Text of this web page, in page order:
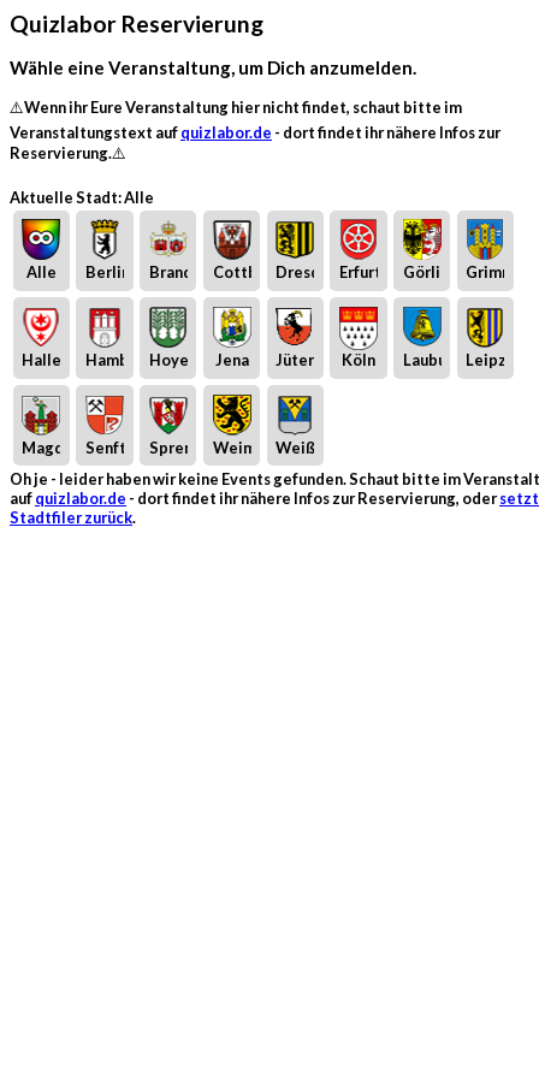
Quizlabor Reservierung
Wähle eine Veranstaltung, um Dich anzumelden.
⚠️Wenn ihr Eure Veranstaltung hier nicht findet, schaut bitte im
Veranstaltungstext aufquizlabor.de - dort findet ihr nähere Infos zur
Reservierung.⚠️
Aktuelle Stadt: Alle
Alle Berlin Brandenburg
Cottbus Dresden Erfurt Görlitz Grimma
Halle HamburgHoyerswerda
Jena JüterbogKöln LaubuschLeipzig
MagdeburgSenftenbergSprembergWeimar
Weißwasser
Oh je - leider haben wir keine Events gefunden. Schaut bitte im
aufquizlabor.de - dort findet ihr nähere Infos zur Reservierung, oder
Stadtfiler zurück.